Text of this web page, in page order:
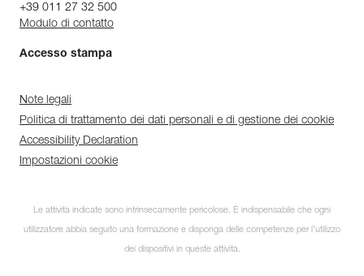
+39 011 27 32 500
Modulo di contatto
Accesso stampa
Note legali
Politica di trattamento dei dati personali e di gestione dei cookie
Accessibility Declaration
Impostazioni cookie
Le attività indicate sono intrinsecamente pericolose. È indispensabile che ogni
utilizzatore abbia seguito una formazione e disponga delle competenze per l’utilizzo
dei dispositivi in queste attività.